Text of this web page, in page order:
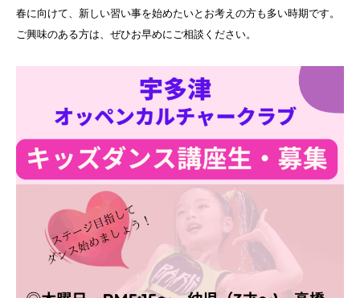
春に向けて、新しい習い事を始めたいとお考えの方も多い時期です。
ご興味のある方は、ぜひお早めにご相談ください。